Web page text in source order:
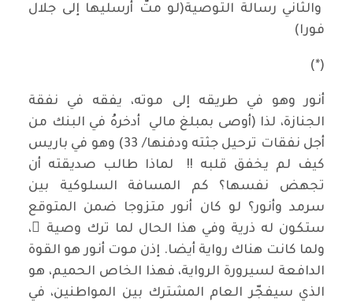
والثاني رسالة التوصية(لو متُّ أرسليها إلى جلال
فورا)
(*)
أنور وهو في طريقه إلى موته، يفقه في نفقة
الجنازة، لذا (أوصى بمبلغ مالي أدخرهُ في البنك من
أجل نفقات ترحيل جثته ودفنها/ 33) وهو في باريس
كيف لم يخفق قلبه !! لماذا طالب صديقته أن
تجهض نفسها؟ كم المسافة السلوكية بين
سرمد وأنور؟ لو كان أنور متزوجا ضمن المتوقع
ستكون له ذرية وفي هذا الحال لما ترك وصية ً،
ولما كانت هناك رواية أيضا. إذن موت أنور هو القوة
الدافعة لسيرورة الرواية، فهذا الخاص الحميم، هو
الذي سيفجّر العام المشترك بين المواطنين، في